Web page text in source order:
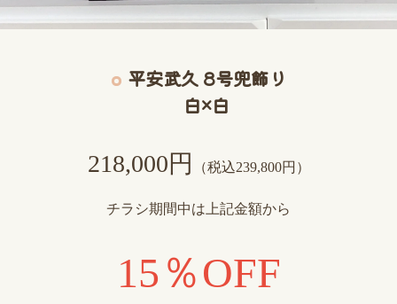
平安武久 8号兜飾り
白×白
218,000円 （税込239,800円）
チラシ期間中は上記金額から
15％OFF